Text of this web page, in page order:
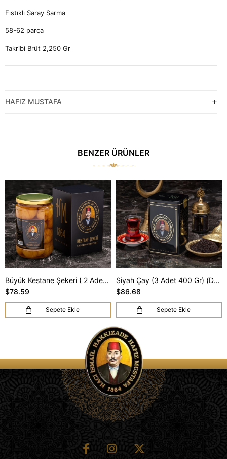
Fıstıklı Saray Sarma
58-62 parça
Takribi Brüt 2,250 Gr
HAFIZ MUSTAFA
BENZER ÜRÜNLER
Büyük Kestane Şekeri ( 2 Adet 800 Gr) (DHL Kargo Dahil)
$78.59
Sepete Ekle
Siyah Çay (3 Adet 400 Gr) (DHL Kargo Dahil)
$86.68
Sepete Ekle